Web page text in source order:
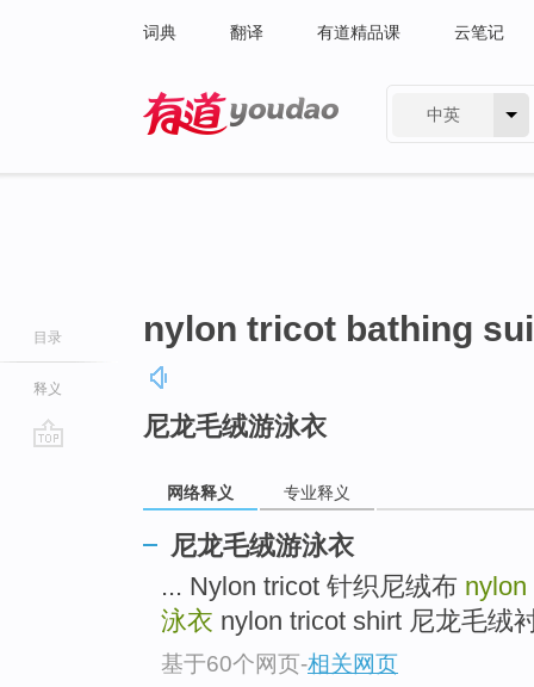
词典 翻译 有道精品课 云笔记
中英
目录
释义
nylon tricot bathing
尼龙毛绒游泳衣
网络释义 专业释义
尼龙毛绒游泳衣
... Nylon tricot 针织尼绒布
泳衣 nylon tricot shirt 尼龙毛绒
基于60个网页-相关网页